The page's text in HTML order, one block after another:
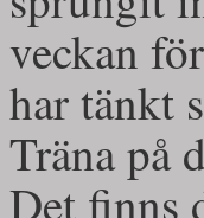
veckan
har tänkt
Träna på
Det finns